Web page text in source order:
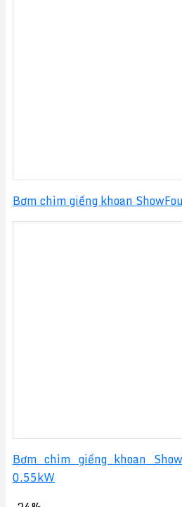
Bơm chìm giếng khoan
Bơm chìm giếng khoan
0.55kW